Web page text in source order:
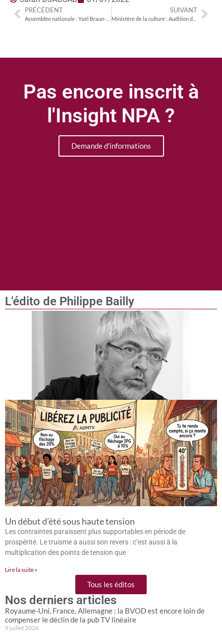
PRÉCÉDENT SUIVANT
Ministère de la culture : Audition de Rima Abdul Malak
Pas encore inscrit à
l'Insight NPA ?
Demande d'informations
L'édito de Philippe Bailly
Un début d’été sous haute tension
Les contraintes paraissent plus supportables en période de
prospérité. Le truisme a aussi son revers : c’est aussi à la
multiplication des points de tension que
Lire la suite »
Tous les éditos
Nos derniers articles
Royaume-Uni, France, Allemagne : la BVOD est encore loin de
compenser le déclin de la pub TV linéaire
9 juillet 2026